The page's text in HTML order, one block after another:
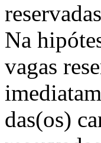
Na
vagas
das(os)